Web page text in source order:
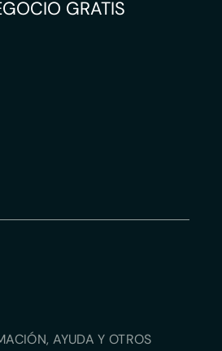
GRATIS
AYUDA Y OTROS